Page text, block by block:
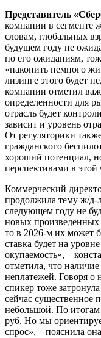
Представитель
компании в сегменте
словам, глобальных
будущем году не
по его ожиданиям,
«накопить немного
лизинге этого будет
компании отметил
определенности для
отрасль будет
зависит и уровень
От регуляторики
гражданского
хороший потенциал,
перспективами в этой
Коммерческий
продолжила тему ж/д-
следующем году не
новых произведенных
то в 2026-м их может
ставка будет на
окупаемость», –
отметила, что
неплатежей. Говоря о
спикер тоже
сейчас существенное
небольшой. По итогам
руб. Но мы
спрос», – пояснила